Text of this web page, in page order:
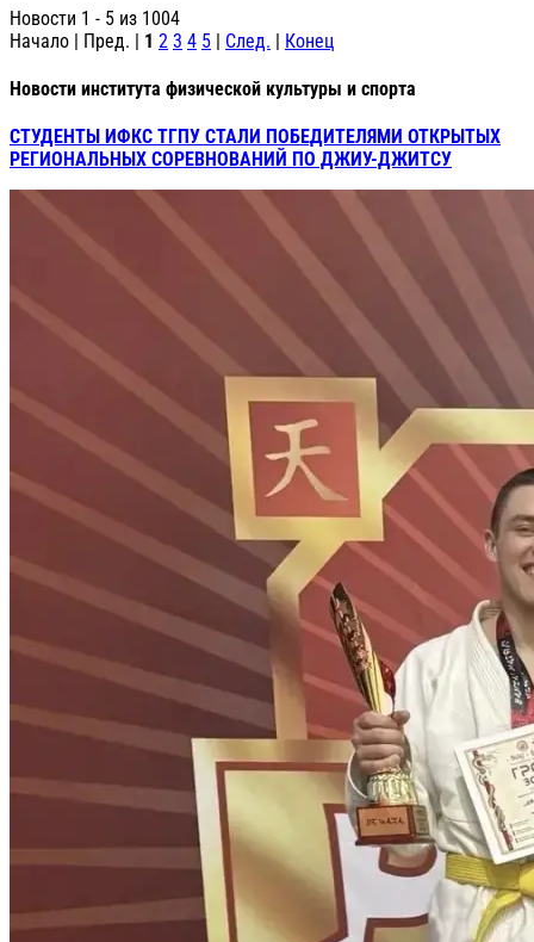
Новости 1 - 5 из 1004
Начало | Пред. | 1 2 3 4 5 | След. | Конец
Новости института физической культуры и спорта
СТУДЕНТЫ ИФКС ТГПУ СТАЛИ ПОБЕДИТЕЛЯМИ ОТКРЫТЫХ
РЕГИОНАЛЬНЫХ СОРЕВНОВАНИЙ ПО ДЖИУ-ДЖИТСУ